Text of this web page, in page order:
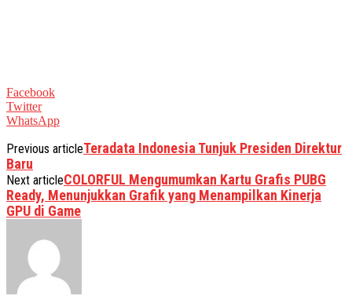
Facebook
Twitter
WhatsApp
Previous articleTeradata Indonesia Tunjuk Presiden Direktur
Baru
Next articleCOLORFUL Mengumumkan Kartu Grafis PUBG
Ready, Menunjukkan Grafik yang Menampilkan Kinerja
GPU di Game